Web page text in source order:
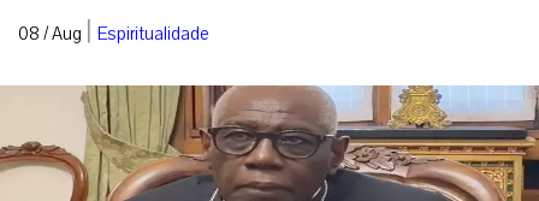
08 / Aug | Espiritualidade